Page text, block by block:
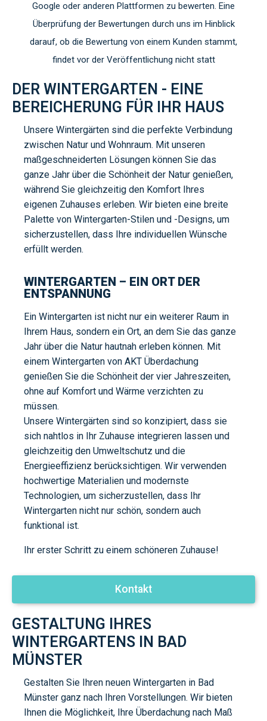
Google oder anderen Plattformen zu bewerten. Eine
Überprüfung der Bewertungen durch uns im Hinblick
darauf, ob die Bewertung von einem Kunden stammt,
findet vor der Veröffentlichung nicht statt
DER WINTERGARTEN - EINE
BEREICHERUNG FÜR IHR HAUS
Unsere Wintergärten sind die perfekte Verbindung
zwischen Natur und Wohnraum. Mit unseren
maßgeschneiderten Lösungen können Sie das
ganze Jahr über die Schönheit der Natur genießen,
während Sie gleichzeitig den Komfort Ihres
eigenen Zuhauses erleben. Wir bieten eine breite
Palette von Wintergarten-Stilen und -Designs, um
sicherzustellen, dass Ihre individuellen Wünsche
erfüllt werden.
WINTERGARTEN – EIN ORT DER
ENTSPANNUNG
Ein Wintergarten ist nicht nur ein weiterer Raum in
Ihrem Haus, sondern ein Ort, an dem Sie das ganze
Jahr über die Natur hautnah erleben können. Mit
einem Wintergarten von AKT Überdachung
genießen Sie die Schönheit der vier Jahreszeiten,
ohne auf Komfort und Wärme verzichten zu
müssen.
Unsere Wintergärten sind so konzipiert, dass sie
sich nahtlos in Ihr Zuhause integrieren lassen und
gleichzeitig den Umweltschutz und die
Energieeffizienz berücksichtigen. Wir verwenden
hochwertige Materialien und modernste
Technologien, um sicherzustellen, dass Ihr
Wintergarten nicht nur schön, sondern auch
funktional ist.
Ihr erster Schritt zu einem schöneren Zuhause!
Kontakt
GESTALTUNG IHRES
WINTERGARTENS IN BAD
MÜNSTER
Gestalten Sie Ihren neuen Wintergarten in Bad
Münster ganz nach Ihren Vorstellungen. Wir bieten
Ihnen die Möglichkeit, Ihre Überdachung nach Maß